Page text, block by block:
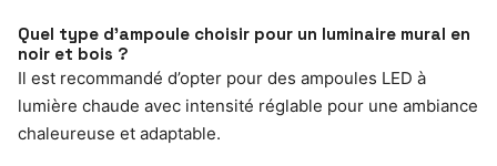
Quel type d’ampoule choisir pour un luminaire mural en
noir et bois ?
Il est recommandé d’opter pour des ampoules LED à
lumière chaude avec intensité réglable pour une ambiance
chaleureuse et adaptable.